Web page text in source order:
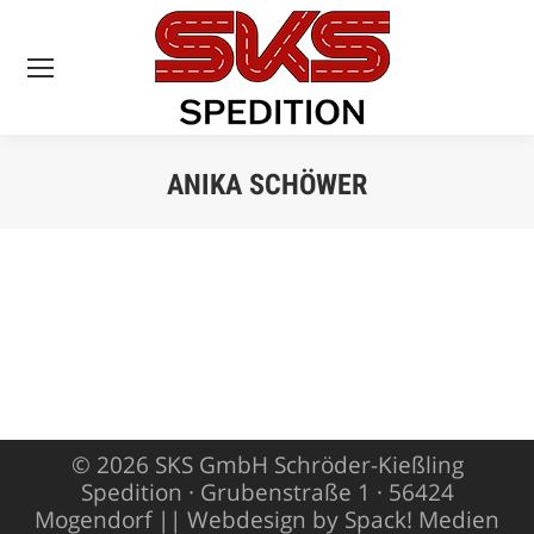
ANIKA SCHÖWER
© 2026 SKS GmbH Schröder-Kießling
Spedition · Grubenstraße 1 · 56424
Mogendorf || Webdesign by Spack! Medien